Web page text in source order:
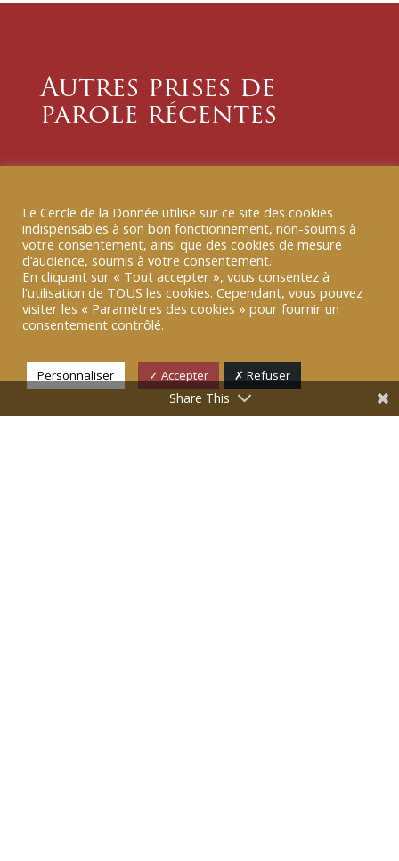
Autres prises de
parole récentes
[TRIBUNE B SMART] Éducation à la
donnée : « Nous sommes nos
données »
Nous sommes nos données : pourquoi est-il urgent
d’ouvrir les yeux sur notre « double numérique » ?
LIRE PLUS
Le Cercle de la Donnée utilise sur ce site des cookies
indispensables à son bon fonctionnement, non-soumis à
votre consentement, ainsi que des cookies de mesure
d’audience, soumis à votre consentement.
En cliquant sur « Tout accepter », vous consentez à
l'utilisation de TOUS les cookies. Cependant, vous pouvez
visiter les « Paramètres des cookies » pour fournir un
consentement contrôlé.
Personnaliser ✓ Accepter ✗ Refuser
Share This